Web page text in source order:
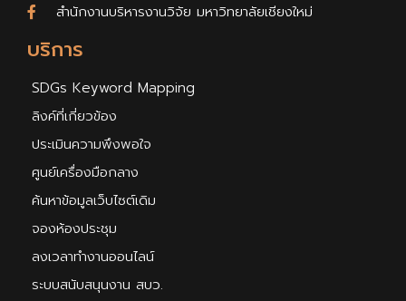
บริการ
SDGs Keyword Mapping
ลิงค์ที่เกี่ยวข้อง
ประเมินความพึงพอใจ
ศูนย์เครื่องมือกลาง
ค้นหาข้อมูลเว็บไซต์เดิม
จองห้องประชุม
ลงเวลาทำงานออนไลน์
ระบบสนับสนุนงาน สบว.
สำนักงานบริหารงานวิจัย มหาวิทยาลัยเชียงใหม่